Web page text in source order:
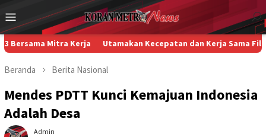
ke
konten
Menu
Mobile
Mitra Kerja Utamakan Kecepatan dan Kerja Sama Filosofi
Beranda Berita Nasional
Mendes PDTT Kunci Kemajuan Indonesia
Adalah Desa
Admin